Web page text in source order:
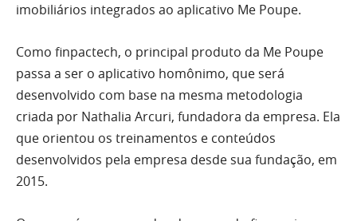
imobiliários integrados ao aplicativo Me Poupe.
Como finpactech, o principal produto da Me Poupe
passa a ser o aplicativo homônimo, que será
desenvolvido com base na mesma metodologia
criada por Nathalia Arcuri, fundadora da empresa. Ela
que orientou os treinamentos e conteúdos
desenvolvidos pela empresa desde sua fundação, em
2015.